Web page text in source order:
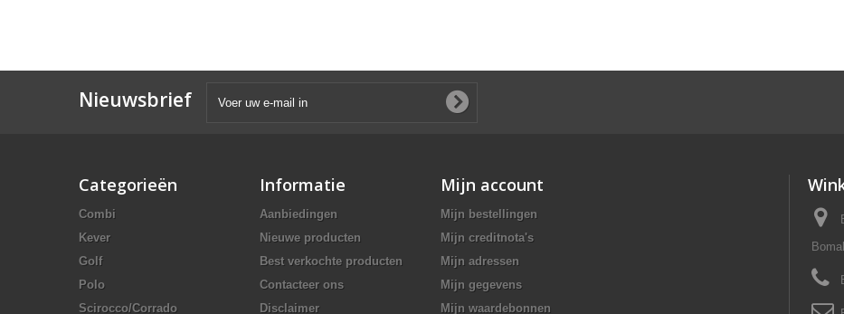
Nieuwsbrief
Categorieën
Combi
Kever
Golf
Polo
Scirocco/Corrado
Informatie
Aanbiedingen
Nieuwe producten
Best verkochte producten
Contacteer ons
Disclaimer
Mijn account
Mijn bestellingen
Mijn creditnota's
Mijn adressen
Mijn gegevens
Mijn waardebonnen